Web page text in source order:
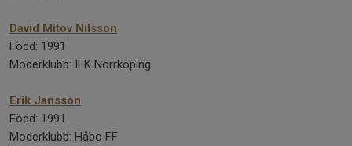
David Mitov Nilsson
Född: 1991
Moderklubb: IFK Norrköping
Erik Jansson
Född: 1991
Moderklubb: Håbo FF